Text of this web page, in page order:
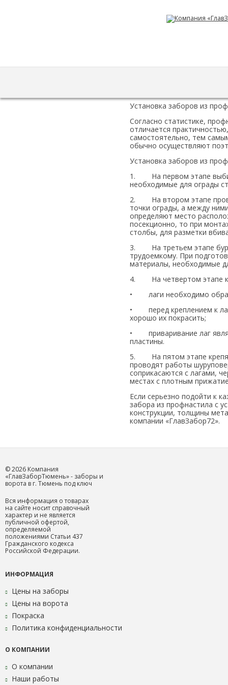
Установка заборов из
Согласно статистике,
отличается
самостоятельно, тем
обычно осуществляют
Установка заборов из
1. На первом этапе
необходимые для ограды
2. На втором этапе
точки ограды, а между
определяют место
посекционно, то при
столбы, для разметки
3. На третьем этапе
трудоемкому. При
материалы, необходимые
4. На четвертом этапе
• лаги необходимо
• перед креплением к
хорошо их покрасить;
• приваривание лаг
пластины.
5. На пятом этапе крепят
проводят работы
соприкасаются с лагами,
местах с плотным
Если серьезно подойти к
забора из профнастила с
конструкции, толщины
компании «ГлавЗабор72».
© 2026 Компания
«ГлавЗаборТюмень» - заборы и
ворота в г. Тюмень под ключ
Вся информация о товарах
на сайте носит справочный
характер и не является
публичной офертой,
определяемой
положениями Статьи 437
Гражданского кодекса
Российской Федерации.
ИНФОРМАЦИЯ
Цены на заборы
Цены на ворота
Покраска
Политика конфиденциальности
О КОМПАНИИ
О компании
Наши работы